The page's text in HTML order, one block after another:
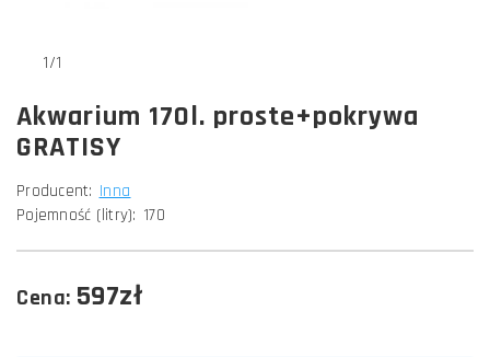
1/1
Akwarium 170l. proste+pokrywa
GRATISY
Producent: Inna
Pojemność (litry): 170
Cena: 597zł